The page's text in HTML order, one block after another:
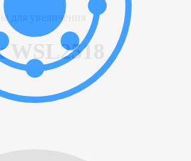
для увеличения